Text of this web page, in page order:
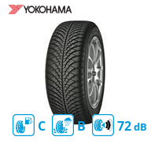
C B 72